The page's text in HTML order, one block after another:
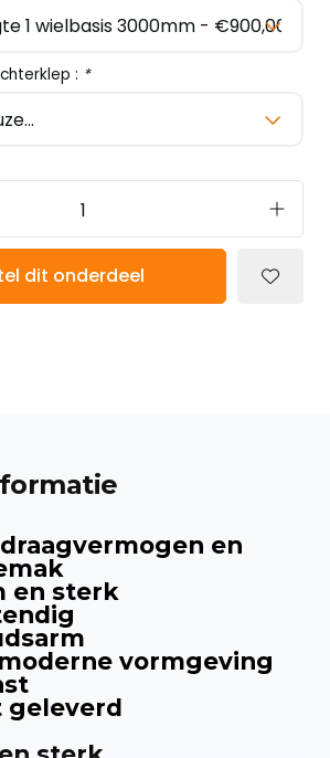
: *
dit onderdeel
en
en sterk
vormgeving
geleverd